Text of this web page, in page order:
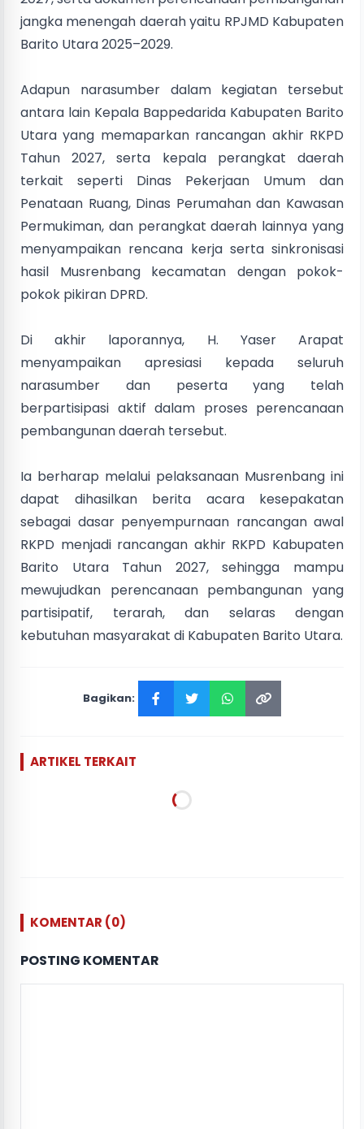
jangka menengah daerah yaitu RPJMD Kabupaten
Barito Utara 2025–2029.
Adapun narasumber dalam kegiatan tersebut
antara lain Kepala Bappedarida Kabupaten Barito
Utara yang memaparkan rancangan akhir RKPD
Tahun 2027, serta kepala perangkat daerah
terkait seperti Dinas Pekerjaan Umum dan
Penataan Ruang, Dinas Perumahan dan Kawasan
Permukiman, dan perangkat daerah lainnya yang
menyampaikan rencana kerja serta sinkronisasi
hasil Musrenbang kecamatan dengan pokok-
pokok pikiran DPRD.
Di akhir laporannya, H. Yaser Arapat
menyampaikan apresiasi kepada seluruh
narasumber dan peserta yang telah
berpartisipasi aktif dalam proses perencanaan
pembangunan daerah tersebut.
Ia berharap melalui pelaksanaan Musrenbang ini
dapat dihasilkan berita acara kesepakatan
sebagai dasar penyempurnaan rancangan awal
RKPD menjadi rancangan akhir RKPD Kabupaten
Barito Utara Tahun 2027, sehingga mampu
mewujudkan perencanaan pembangunan yang
partisipatif, terarah, dan selaras dengan
kebutuhan masyarakat di Kabupaten Barito Utara.
Bagikan:
ARTIKEL TERKAIT
KOMENTAR (0)
POSTING KOMENTAR